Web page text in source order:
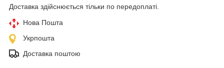
Доставка здійснюється тільки по передоплаті.
Нова Пошта
Укрпошта
Доставка поштою